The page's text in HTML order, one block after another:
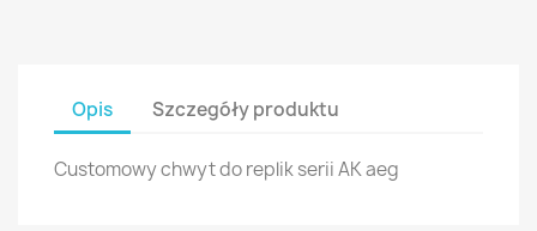
Opis Szczegóły produktu
Customowy chwyt do replik serii AK aeg